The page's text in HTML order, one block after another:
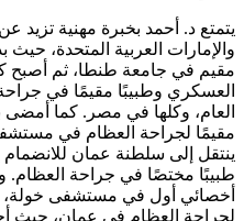
يتمتع د. أحمد بخبرة مهنية
والإمارات العربية المتحدة،
مقيم في جامعة طنطا، ثم أصبح
العسكري وطبيبًا مقيمًا في
العام، وكلها في مصر. كما
مقيمًا لجراحة العظام في
ينتقل إلى سلطنة عمان
طبيبًا مختصًا في جراحة
أخصائي أول في مستشفى خولة،